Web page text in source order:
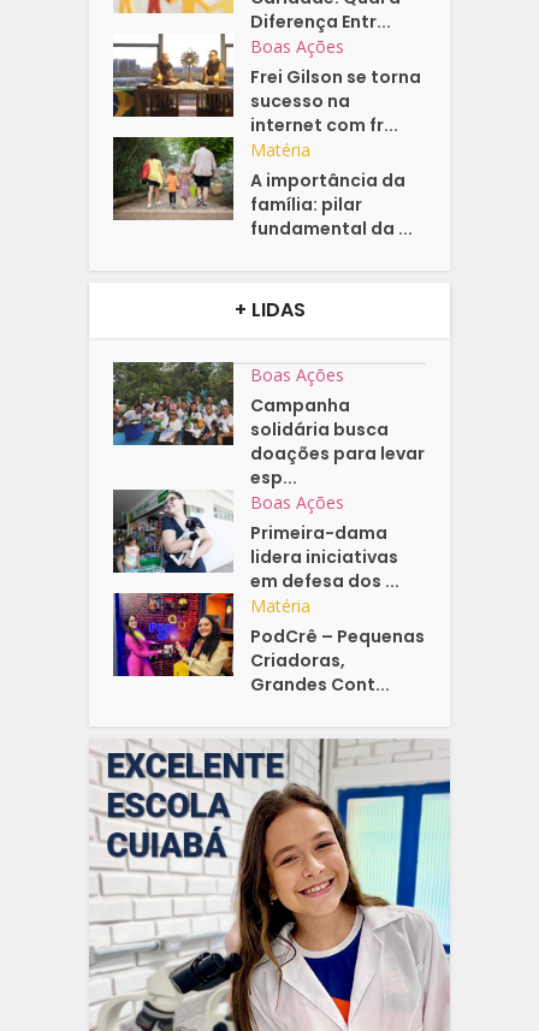
Diferença Entr...
Boas Ações
Frei Gilson se torna
sucesso na
internet com fr...
Matéria
A importância da
família: pilar
fundamental da ...
+ LIDAS
Boas Ações
Campanha
solidária busca
doações para levar
esp...
Boas Ações
Primeira-dama
lidera iniciativas
em defesa dos ...
Matéria
PodCrê – Pequenas
Criadoras,
Grandes Cont...